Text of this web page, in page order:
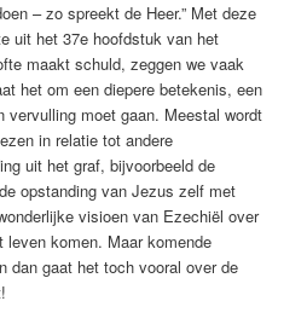
– zo spreekt de Heer.” Met deze
uit het 37e hoofdstuk van het
maakt schuld, zeggen we vaak
het om een diepere betekenis, een
vervulling moet gaan. Meestal wordt
in relatie tot andere
uit het graf, bijvoorbeeld de
opstanding van Jezus zelf met
visioen van Ezechiël over
leven komen. Maar komende
dan gaat het toch vooral over de